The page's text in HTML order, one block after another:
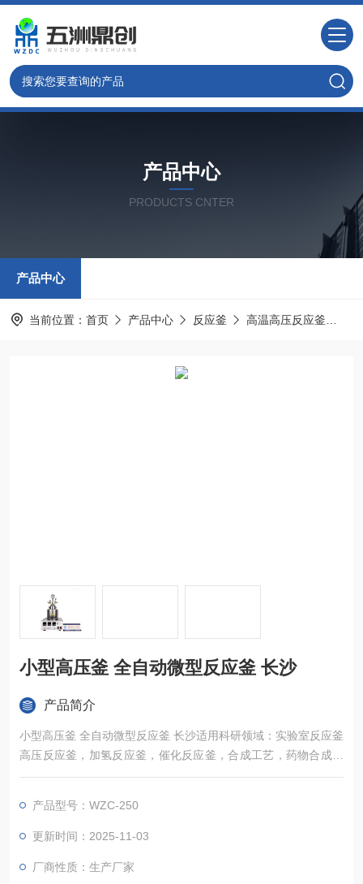
产品中心
PRODUCTS CNTER
产品中心
当前位置： 首页 产品中心 反应釜 高温高压反应釜
小型高压釜 全自动微型反应釜 长沙
产品简介
小型高压釜 全自动微型反应釜 长沙适用科研领域：实验室反应釜
高压反应釜，加氢反应釜，催化反应釜，合成工艺，药物合成，
高压聚合釜，纳米合成釜，条件筛选，结晶筛选，组合化学，生
等等实验室反应釜....酯化釜小型反应釜自动升降高压反应釜
产品型号：WZC-250
更新时间：2025-11-03
厂商性质：生产厂家